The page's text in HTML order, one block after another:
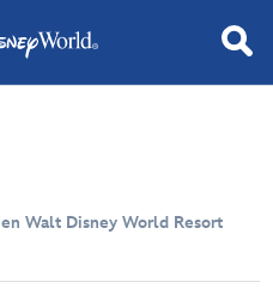
Walt Disney World Resort